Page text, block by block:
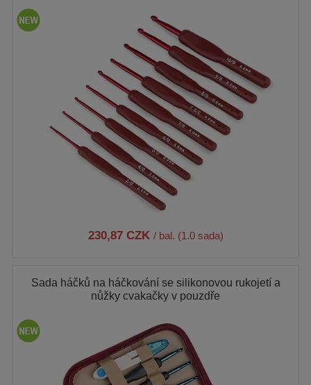
230,87 CZK / bal. (1.0 sada)
Sada háčků na háčkování se silikonovou rukojetí a
nůžky cvakačky v pouzdře